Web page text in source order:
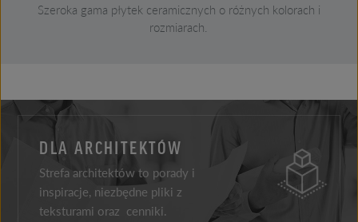
Szeroka gama płytek ceramicznych o różnych kolorach i
rozmiarach.
DLA ARCHITEKTÓW
Strefa architektów to porady i
inspiracje, niezbędne pliki z
teksturami oraz cenniki.